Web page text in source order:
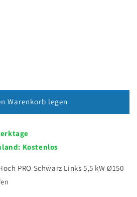
Warenkorb legen
Kostenlos
PRO Schwarz Links 5,5 kW Ø150